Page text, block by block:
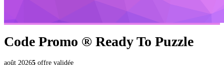
Code Promo ® Ready To Puzzle
août 20265 offre validée